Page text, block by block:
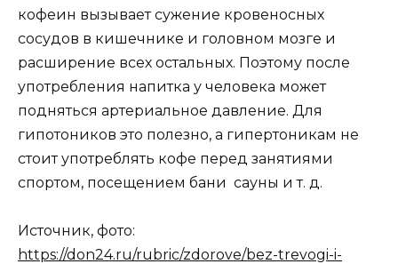
кофеин вызывает сужение кровеносных
сосудов в кишечнике и головном мозге и
расширение всех остальных. Поэтому после
употребления напитка у человека может
подняться артериальное давление. Для
гипотоников это полезно, а гипертоникам не
стоит употреблять кофе перед занятиями
спортом, посещением бани сауны и т. д.
Источник, фото:
https://don24.ru/rubric/zdorove/bez-trevogi-i-